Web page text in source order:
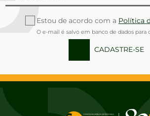
Estou de acordo com a Política
O e-mail é salvo em banco de dados para
CADASTRE-SE